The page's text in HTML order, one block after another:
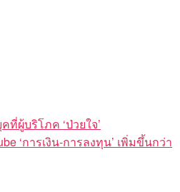
ที่ผู้บริโภค ‘ป่วยใจ’
‘การเงิน-การลงทุน’ เพิ่มขึ้นกว่า